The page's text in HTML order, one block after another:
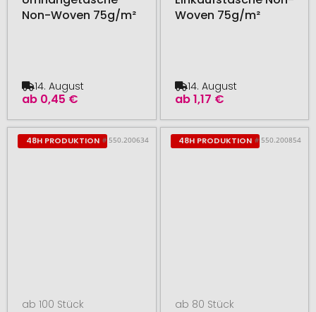
Non-Woven 75g/m²
ab 0,45 €
14. August
Woven 75g/m²
ab1,17 €
14. August
48H PRODUKTION # 550.200634
ab 100 Stück
48H PRODUKTION # 550.200854
ab 80 Stück